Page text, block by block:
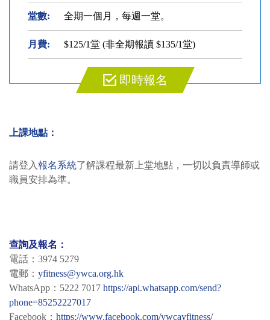
堂數: 全期一個月，每週一堂。
月費: $125/1堂 (非全期報讀 $135/1堂)
即時報名
上課地點：
請登入報名系統了解課程最新上堂地點，一切以負責導師或
職員安排為準。
查詢及報名：
電話：3974 5279
電郵： yfitness@ywca.org.hk
WhatsApp：5222 7017 https://api.whatsapp.com/send?
phone=85252227017
Facebook： https://www.facebook.com/ywcayfitness/